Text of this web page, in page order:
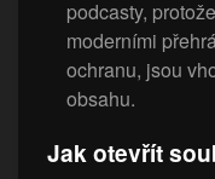
podcasty,
moderními
ochranu, jsou
obsahu.
Jak otevřít